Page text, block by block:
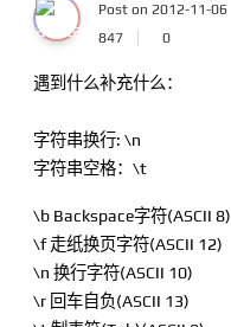
Post on 2012-11-06
847
0
遇到什么补充什么：
字符串换行: \n
字符串空格：\t
\b Backspace字符(ASCII 8)
\f 走纸换页字符(ASCII 12)
\n 换行字符(ASCII 10)
\r 回车自负(ASCII 13)